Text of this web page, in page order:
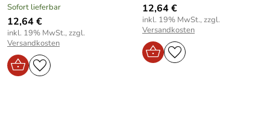
Sofort lieferbar
12,64 €
inkl. 19% MwSt., zzgl.
Versandkosten
12,64 €
inkl. 19% MwSt., zzgl.
Versandkosten